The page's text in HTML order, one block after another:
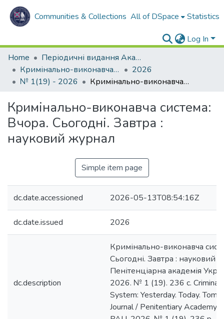
Communities & Collections All of DSpace Statistics
Log In
Home
Періодичні видання Академії
Кримінально-виконавча система. Вчора. Сьогодні. Завтра
2026
№ 1(19) - 2026
Кримінально-виконавча система: Вчора. Сьогодні. Завтра : науковий журнал
Кримінально-виконавча система:
Вчора. Сьогодні. Завтра :
науковий журнал
Simple item page
dc.date.accessioned 2026-05-13T08:54:16Z
dc.date.issued 2026
dc.description
Кримінально-виконавча
Сьогодні. Завтра : науковий
Пенітенціарна академія
2026. № 1 (19). 236 с. Criminal
System: Yesterday. Today.
Journal / Penitentiary Academy